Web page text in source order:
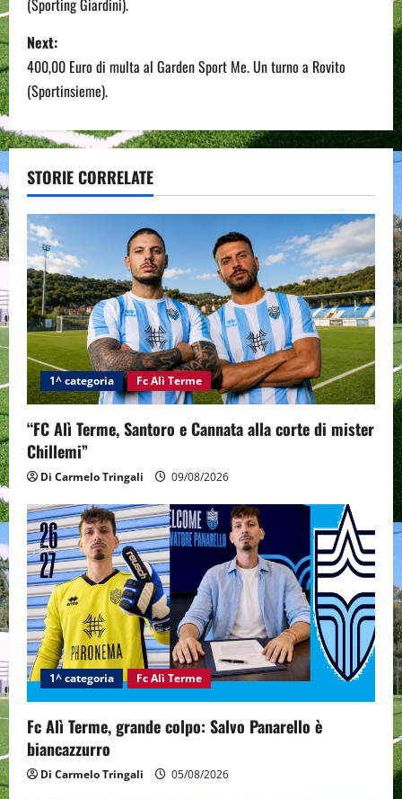
t
n
a
v
i
g
a
t
i
o
n
(Sporting Giardini).
Next:
400,00 Euro di multa al Garden Sport Me. Un turno a Rovito
(Sportinsieme).
STORIE CORRELATE
1^ categoria Fc Alì Terme
“FC Alì Terme, Santoro e Cannata alla corte di mister
Chillemi”
Di Carmelo Tringali 09/08/2026
1^ categoria Fc Alì Terme
Fc Alì Terme, grande colpo: Salvo Panarello è
biancazzurro
Di Carmelo Tringali 05/08/2026